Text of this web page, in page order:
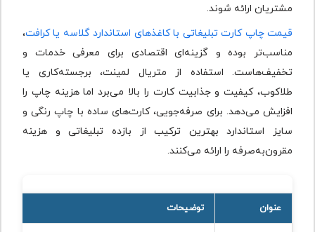
مشتریان ارائه شوند.
قیمت چاپ کارت تبلیغاتی با کاغذهای استاندارد گلاسه یا کرافت،
مناسب‌تر بوده و گزینه‌ای اقتصادی برای معرفی خدمات و
تخفیف‌هاست. استفاده از متریال لمینت، برجسته‌کاری یا
طلاکوب، کیفیت و جذابیت کارت را بالا می‌برد اما هزینه چاپ را
افزایش می‌دهد. برای صرفه‌جویی، کارت‌های ساده با چاپ رنگی و
سایز استاندارد بهترین ترکیب از بازده تبلیغاتی و هزینه
مقرون‌به‌صرفه را ارائه می‌کنند.
عنوان توضیحات